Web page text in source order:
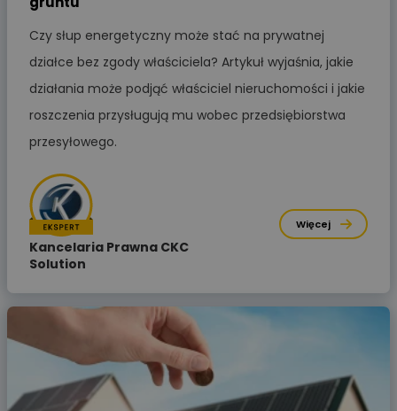
Czy słup energetyczny może stać na prywatnej
działce bez zgody właściciela? Artykuł wyjaśnia, jakie
działania może podjąć właściciel nieruchomości i jakie
roszczenia przysługują mu wobec przedsiębiorstwa
przesyłowego.
Kancelaria Prawna CKC
Solution
Więcej